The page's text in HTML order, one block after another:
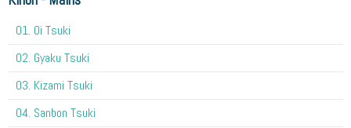
O1. Oi Tsuki
02. Gyaku Tsuki
03. Kizami Tsuki
04. Sanbon Tsuki